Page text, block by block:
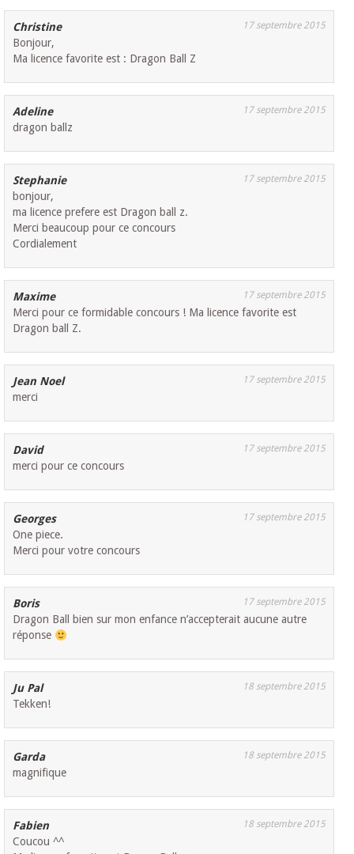
Christine 17 septembre 2015
Bonjour,
Ma licence favorite est : Dragon Ball Z
Adeline 17 septembre 2015
dragon ballz
Stephanie 17 septembre 2015
bonjour,
ma licence prefere est Dragon ball z.
Merci beaucoup pour ce concours
Cordialement
Maxime 17 septembre 2015
Merci pour ce formidable concours ! Ma licence favorite est
Dragon ball Z.
Jean Noel 17 septembre 2015
merci
David 17 septembre 2015
merci pour ce concours
Georges 17 septembre 2015
One piece.
Merci pour votre concours
Boris 17 septembre 2015
Dragon Ball bien sur mon enfance n’accepterait aucune autre
réponse
Ju Pal 18 septembre 2015
Tekken!
Garda 18 septembre 2015
magnifique
Fabien 18 septembre 2015
Coucou ^^